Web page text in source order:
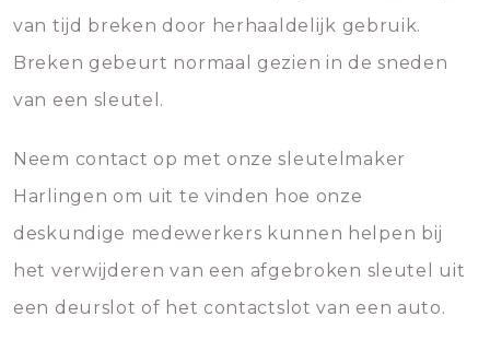
van tijd breken door herhaaldelijk gebruik.
Breken gebeurt normaal gezien in de sneden
van een sleutel.
Neem contact op met onze sleutelmaker
Harlingen om uit te vinden hoe onze
deskundige medewerkers kunnen helpen bij
het verwijderen van een afgebroken sleutel uit
een deurslot of het contactslot van een auto.